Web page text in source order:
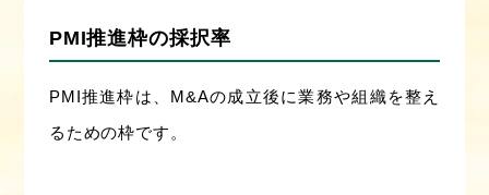
PMI推進枠の採択率
PMI推進枠は、M&Aの成立後に業務や組織を整え
るための枠です。